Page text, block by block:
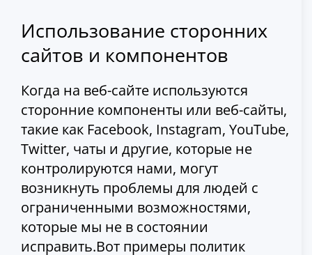
Использование сторонних
сайтов и компонентов
Когда на веб-сайте используются
сторонние компоненты или веб-сайты,
такие как Facebook, Instagram, YouTube,
Twitter, чаты и другие, которые не
контролируются нами, могут
возникнуть проблемы для людей с
ограниченными возможностями,
которые мы не в состоянии
исправить.Вот примеры политик